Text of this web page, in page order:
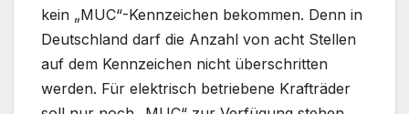
kein „MUC“-Kennzeichen bekommen. Denn in
Deutschland darf die Anzahl von acht Stellen
auf dem Kennzeichen nicht überschritten
werden. Für elektrisch betriebene Krafträder